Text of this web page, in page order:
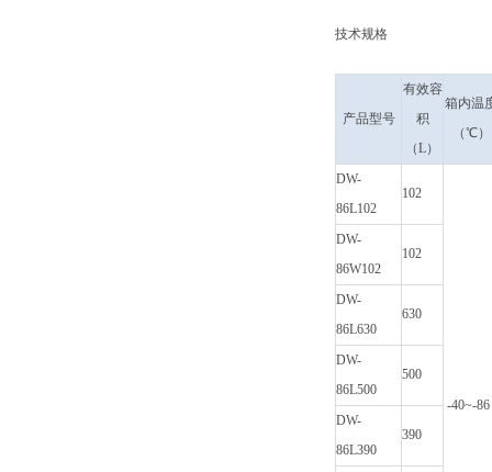
技术规格
产品型号
有效容
积
（L）
箱内温
（℃）
DW-
86L102
102
-40~-86
DW-
86W102
102
DW-
86L630
630
DW-
86L500
500
DW-
86L390
390